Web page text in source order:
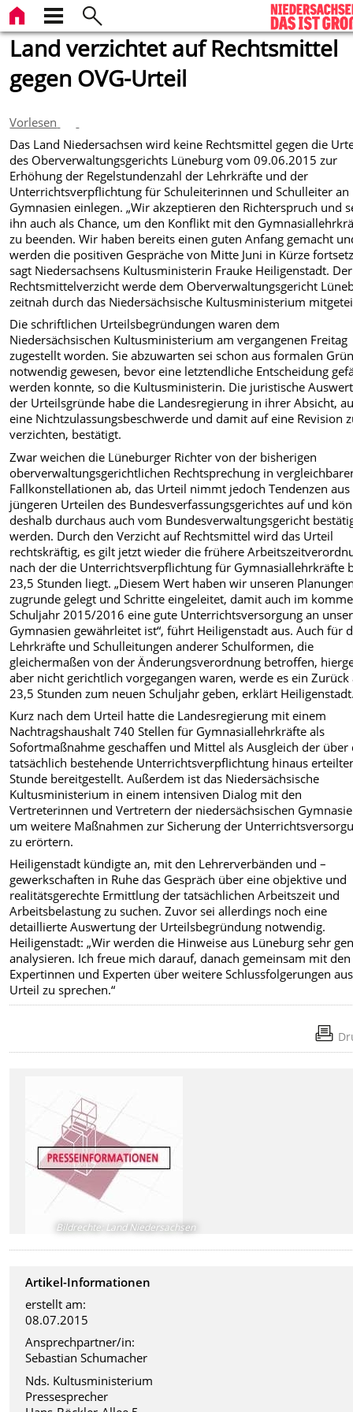
Land verzichtet auf Rechtsmittel
gegen OVG-Urteil
Vorlesen
Das Land Niedersachsen wird keine Rechtsmittel gegen die
des Oberverwaltungsgerichts Lüneburg vom 09.06.2015 zur
Erhöhung der Regelstundenzahl der Lehrkräfte und der
Unterrichtsverpflichtung für Schuleiterinnen und Schulleiter an
Gymnasien einlegen. „Wir akzeptieren den Richterspruch und
ihn auch als Chance, um den Konflikt mit den
zu beenden. Wir haben bereits einen guten Anfang gemacht
werden die positiven Gespräche von Mitte Juni in Kürze
sagt Niedersachsens Kultusministerin Frauke Heiligenstadt. Der
Rechtsmittelverzicht werde dem Oberverwaltungsgericht
zeitnah durch das Niedersächsische Kultusministerium
Die schriftlichen Urteilsbegründungen waren dem
Niedersächsischen Kultusministerium am vergangenen Freitag
zugestellt worden. Sie abzuwarten sei schon aus formalen
notwendig gewesen, bevor eine letztendliche Entscheidung
werden konnte, so die Kultusministerin. Die juristische
der Urteilsgründe habe die Landesregierung in ihrer Absicht,
eine Nichtzulassungsbeschwerde und damit auf eine Revision
verzichten, bestätigt.
Zwar weichen die Lüneburger Richter von der bisherigen
oberverwaltungsgerichtlichen Rechtsprechung in
Fallkonstellationen ab, das Urteil nimmt jedoch Tendenzen aus
jüngeren Urteilen des Bundesverfassungsgerichtes auf und
deshalb durchaus auch vom Bundesverwaltungsgericht
werden. Durch den Verzicht auf Rechtsmittel wird das Urteil
rechtskräftig, es gilt jetzt wieder die frühere
nach der die Unterrichtsverpflichtung für Gymnasiallehrkräfte
23,5 Stunden liegt. „Diesem Wert haben wir unseren
zugrunde gelegt und Schritte eingeleitet, damit auch im
Schuljahr 2015/2016 eine gute Unterrichtsversorgung an
Gymnasien gewährleitet ist“, führt Heiligenstadt aus. Auch für
Lehrkräfte und Schulleitungen anderer Schulformen, die
gleichermaßen von der Änderungsverordnung betroffen,
aber nicht gerichtlich vorgegangen waren, werde es ein Zurück
23,5 Stunden zum neuen Schuljahr geben, erklärt
Kurz nach dem Urteil hatte die Landesregierung mit einem
Nachtragshaushalt 740 Stellen für Gymnasiallehrkräfte als
Sofortmaßnahme geschaffen und Mittel als Ausgleich der über
tatsächlich bestehende Unterrichtsverpflichtung hinaus
Stunde bereitgestellt. Außerdem ist das Niedersächsische
Kultusministerium in einem intensiven Dialog mit den
Vertreterinnen und Vertretern der niedersächsischen
um weitere Maßnahmen zur Sicherung der
zu erörtern.
Heiligenstadt kündigte an, mit den Lehrerverbänden und –
gewerkschaften in Ruhe das Gespräch über eine objektive und
realitätsgerechte Ermittlung der tatsächlichen Arbeitszeit und
Arbeitsbelastung zu suchen. Zuvor sei allerdings noch eine
detaillierte Auswertung der Urteilsbegründung notwendig.
Heiligenstadt: „Wir werden die Hinweise aus Lüneburg sehr
analysieren. Ich freue mich darauf, danach gemeinsam mit den
Expertinnen und Experten über weitere Schlussfolgerungen
Urteil zu sprechen.“
Bildrechte: Land Niedersachsen
Artikel-Informationen
erstellt am:
08.07.2015
Ansprechpartner/in:
Sebastian Schumacher
Nds. Kultusministerium
Pressesprecher